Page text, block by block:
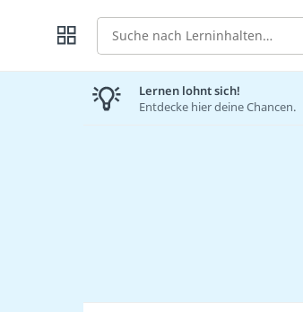
Suche
Lernen lohnt sich!
Entdecke hier deine Chancen.